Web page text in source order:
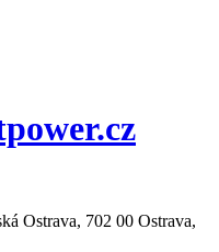
Ostrava, 702 00 Ostrava,